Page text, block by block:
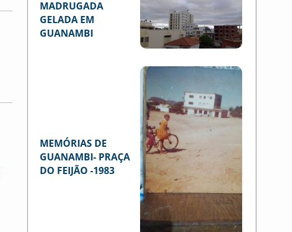
MADRUGADA
GELADA EM
GUANAMBI
MEMÓRIAS DE
GUANAMBI- PRAÇA
DO FEIJÃO -1983